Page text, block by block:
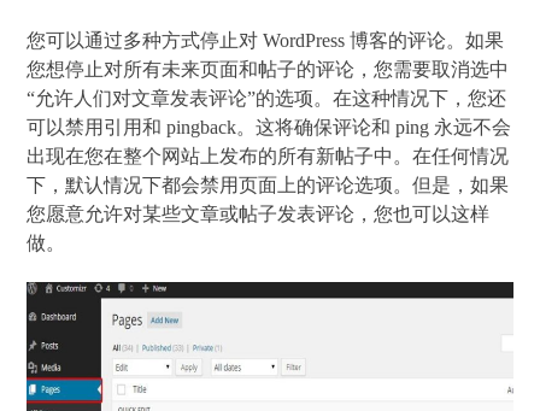
您可以通过多种方式停止对 WordPress 博客的评论。如果
您想停止对所有未来页面和帖子的评论，您需要取消选中
“允许人们对文章发表评论”的选项。在这种情况下，您还
可以禁用引用和 pingback。这将确保评论和 ping 永远不会
出现在您在整个网站上发布的所有新帖子中。在任何情况
下，默认情况下都会禁用页面上的评论选项。但是，如果
您愿意允许对某些文章或帖子发表评论，您也可以这样
做。